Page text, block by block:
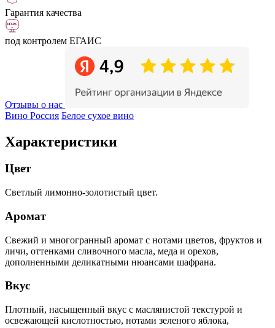
Гарантия качества
под контролем ЕГАИС
Отзывы о нас
Вино Россия Белое сухое вино
Характеристики
Цвет
Светлый лимонно-золотистый цвет.
Аромат
Свежий и многогранный аромат с нотами цветов, фруктов и
личи, оттенками сливочного масла, меда и орехов,
дополненными деликатными нюансами шафрана.
Вкус
Плотный, насыщенный вкус с маслянистой текстурой и
освежающей кислотностью, нотами зеленого яблока,